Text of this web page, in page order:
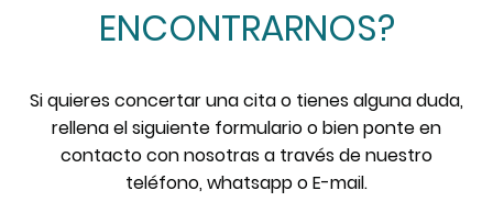
ENCONTRARNOS?
Si quieres concertar una cita o tienes alguna duda,
rellena el siguiente formulario o bien ponte en
contacto con nosotras a través de nuestro
teléfono, whatsapp o E-mail.